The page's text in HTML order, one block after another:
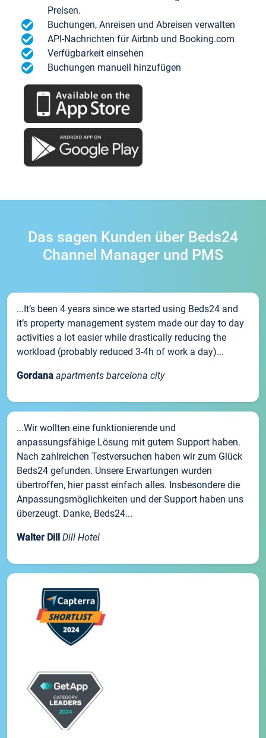
Preisen.
Buchungen, Anreisen und Abreisen verwalten
API-Nachrichten für Airbnb und Booking.com
Verfügbarkeit einsehen
Buchungen manuell hinzufügen
Das sagen Kunden über Beds24
Channel Manager und PMS
...It’s been 4 years since we started using Beds24 and
it’s property management system made our day to day
activities a lot easier while drastically reducing the
workload (probably reduced 3-4h of work a day)...
Gordana apartments barcelona city
...Wir wollten eine funktionierende und
anpassungsfähige Lösung mit gutem Support haben.
Nach zahlreichen Testversuchen haben wir zum Glück
Beds24 gefunden. Unsere Erwartungen wurden
übertroffen, hier passt einfach alles. Insbesondere die
Anpassungsmöglichkeiten und der Support haben uns
überzeugt. Danke, Beds24...
Walter Dill Dill Hotel